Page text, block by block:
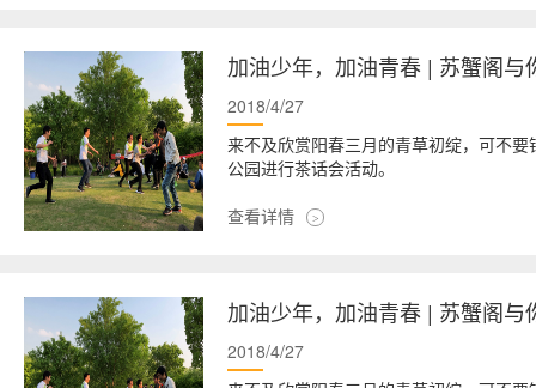
加油少年，加油青春 | 苏蟹阁与
2018/4/27
来不及欣赏阳春三月的青草初绽，可不
公园进行茶话会活动。
查看详情
加油少年，加油青春 | 苏蟹阁与
2018/4/27